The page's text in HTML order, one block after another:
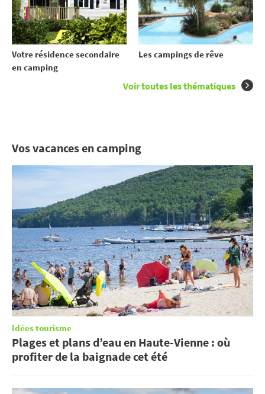
Votre résidence secondaire
en camping
Les campings de rêve
Voir toutes les thématiques
Vos vacances en camping
Idées tourisme
Plages et plans d’eau en Haute-Vienne : où
profiter de la baignade cet été